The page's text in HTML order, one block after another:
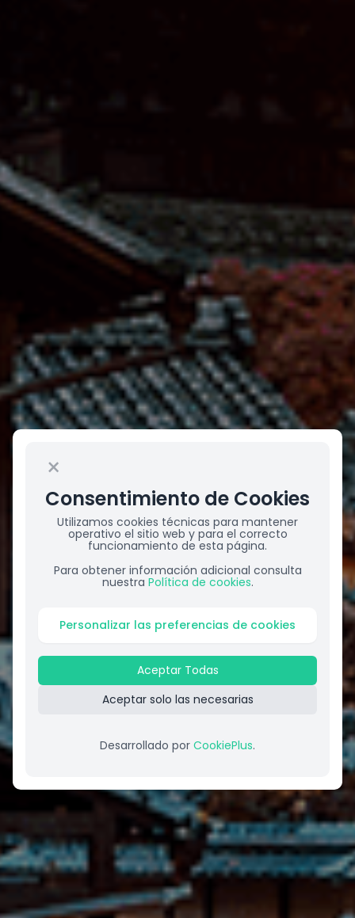
×
Consentimiento de Cookies
Utilizamos cookies técnicas para mantener
operativo el sitio web y para el correcto
funcionamiento de esta página.
Para obtener información adicional consulta
nuestra Política de cookies.
Personalizar las preferencias de cookies
Aceptar Todas
Aceptar solo las necesarias
Desarrollado por CookiePlus.